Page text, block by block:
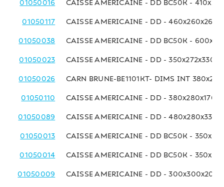
01050016 CAISSE AMERICAINE - DD BC50K -
01050117 CAISSE AMERICAINE - DD - 460x260x260
01050038 CAISSE AMERICAINE - DD BC50K -
01050023 CAISSE AMERICAINE - DD - 350x272x330
01050026 CARN BRUNE-BE1101KT- DIMS INT
01050110 CAISSE AMERICAINE - DD - 380x280x170
01050089 CAISSE AMERICAINE - DD - 480x280x330
01050013 CAISSE AMERICAINE - DD BC50K -
01050014 CAISSE AMERICAINE - DD BC50K -
01050009 CAISSE AMERICAINE - DD - 300x300x200